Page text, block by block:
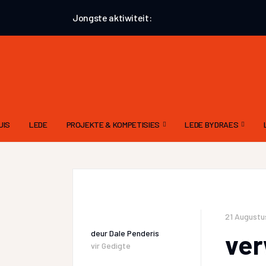
Jongste aktiwiteit:
LEDE PROJEKTE & KOMPETISIES LEDE BYDRAES
deurDale Penderis
vir Gedigte
21